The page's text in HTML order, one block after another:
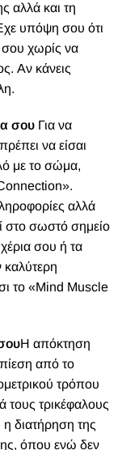
αλλά και τη
υπόψη σου ότι
σου χωρίς να
Αν κάνεις
σου Για να
να είσαι
με το σώμα,
αλλά
στο σωστό σημείο
σου ή τα
καλύτερη
το «Mind Muscle
Η απόκτηση
από το
τρόπου
τους τρικέφαλους
η διατήρηση της
όπου ενώ δεν